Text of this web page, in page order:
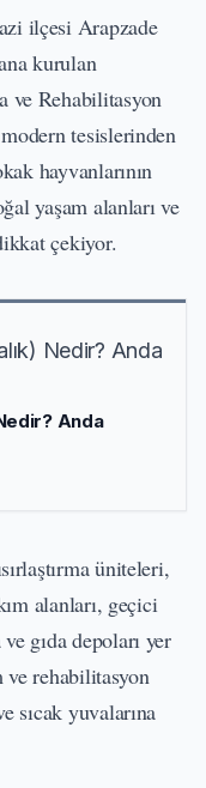
ilçesi Arapzade
kurulan
ve Rehabilitasyon
tesislerinden
hayvanlarının
yaşam alanları ve
çekiyor.
Anda
üniteleri,
alanları, geçici
gıda depoları yer
ve rehabilitasyon
sıcak yuvalarına